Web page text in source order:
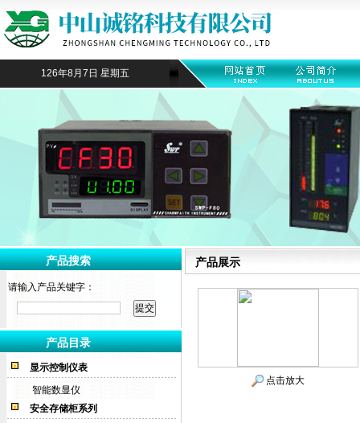
126年8月7日 星期五
产品搜索
请输入产品关键字：
产品目录
显示控制仪表
智能数显仪
安全存储柜系列
产品展示
点击放大